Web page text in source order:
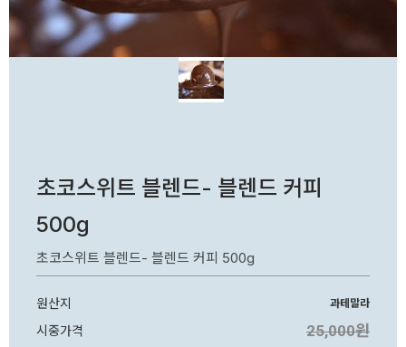
초코스위트 블렌드- 블렌드 커피
500g
초코스위트 블렌드- 블렌드 커피 500g
원산지 과테말라
시중가격 25,000원